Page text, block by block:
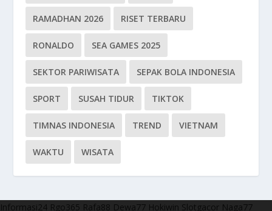
RAMADHAN 2026 RISET TERBARU
RONALDO SEA GAMES 2025
SEKTOR PARIWISATA SEPAK BOLA INDONESIA
SPORT SUSAH TIDUR TIKTOK
TIMNAS INDONESIA TREND VIETNAM
WAKTU WISATA
Informasi24 Rgo365 Rafa88 Dewa77 Hokiwin Slotgacor Naga77